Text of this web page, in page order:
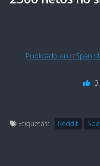
Publicado en r/
3
Etiquetas: Reddit